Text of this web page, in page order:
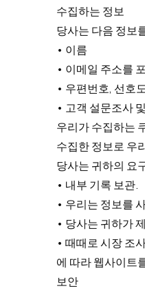
수집하는 정보
당사는 다음 정보
• 이름
• 이메일 주소를
• 우편번호, 선호
• 고객 설문조사
우리가 수집하는
수집한 정보로 우
당사는 귀하의 요
• 내부 기록 보관.
• 우리는 정보를
• 당사는 귀하가
• 때때로 시장 조
에 따라 웹사이트
보안